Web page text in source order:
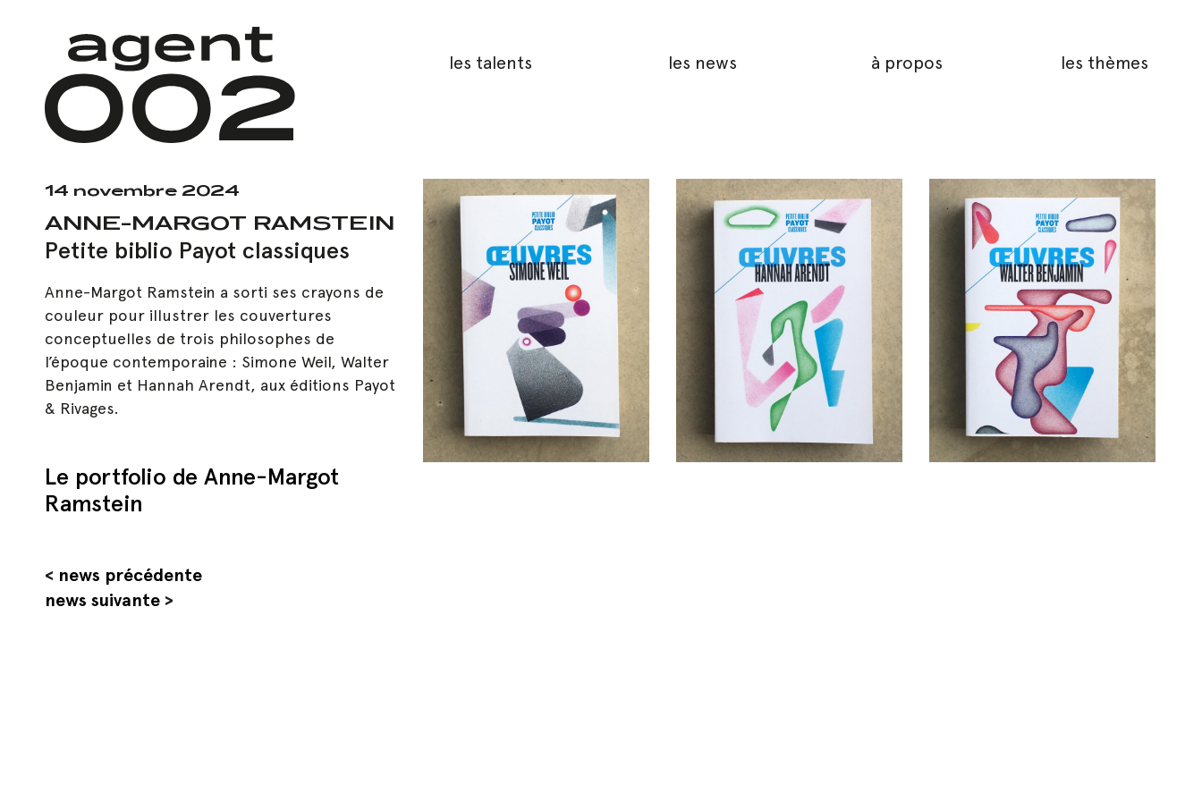
les talents les news à propos les thèmes
14 novembre 2024
ANNE-MARGOT RAMSTEIN
Petite biblio Payot classiques
Anne-Margot Ramstein a sorti ses crayons de
couleur pour illustrer les couvertures
conceptuelles de trois philosophes de
l’époque contemporaine : Simone Weil, Walter
Benjamin et Hannah Arendt, aux éditions Payot
& Rivages.
Le portfolio de Anne-Margot
Ramstein
< news précédente
news suivante >
464992420_1119319543144765_4631095720418966356_n464952954_1081776666428887_6290307632429699872_n